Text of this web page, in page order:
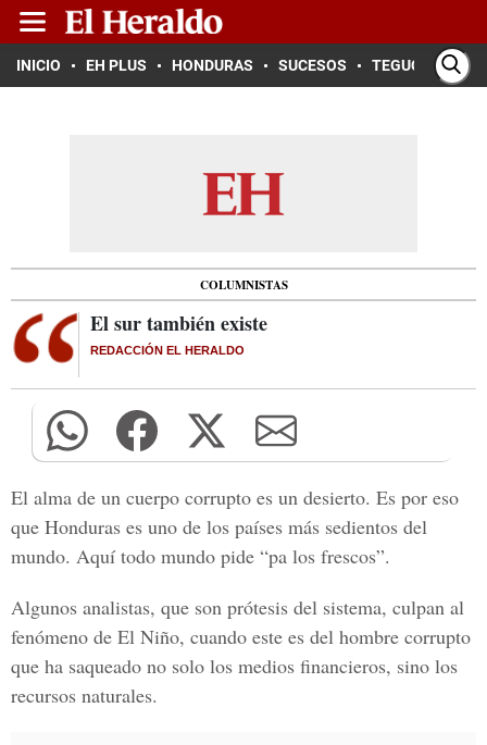
INICIO EH PLUS HONDURAS SUCESOS TEGUCIGALPA
COLUMNISTAS
El sur también existe
REDACCIÓN EL HERALDO
El alma de un cuerpo corrupto es un desierto. Es por eso
que Honduras es uno de los países más sedientos del
mundo. Aquí todo mundo pide “pa los frescos”.
Algunos analistas, que son prótesis del sistema, culpan al
fenómeno de El Niño, cuando este es del hombre corrupto
que ha saqueado no solo los medios financieros, sino los
recursos naturales.